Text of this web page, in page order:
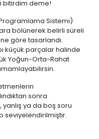
bitirdim deme!
Programlama Sistemi)
bölünerek belirli süreli
göre tasarlandı.
küçük parçalar halinde
Yoğun-Orta-Rahat
sonra
ya da boş soru
seviyelendirilmiştir.